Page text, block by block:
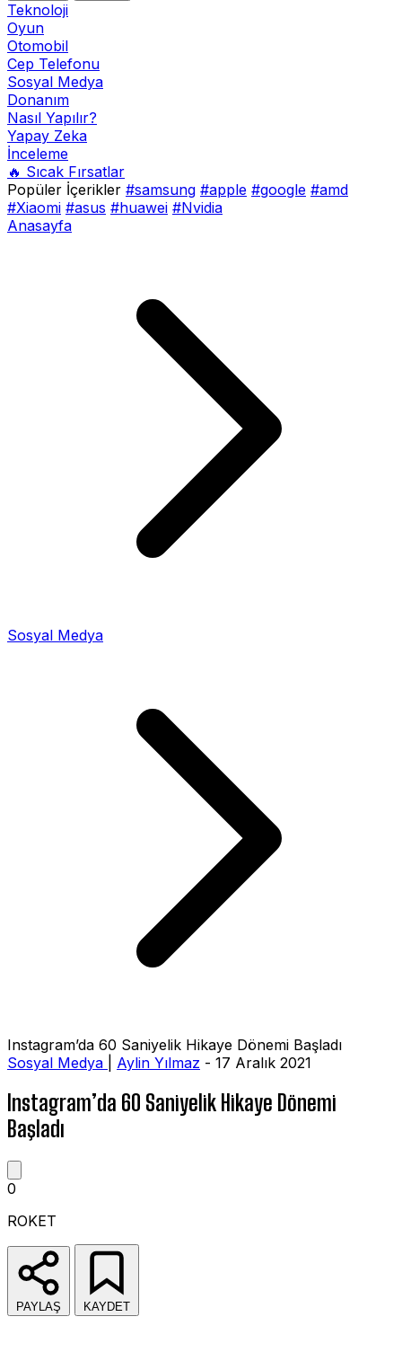
Teknoloji
Oyun
Otomobil
Cep Telefonu
Sosyal Medya
Donanım
Nasıl Yapılır?
Yapay Zeka
İnceleme
🔥 Sıcak Fırsatlar
Popüler İçerikler #samsung #apple #google #amd
#Xiaomi #asus #huawei #Nvidia
Anasayfa
Sosyal Medya
Instagram’da 60 Saniyelik Hikaye Dönemi Başladı
Sosyal Medya
Aylin Yılmaz - 17 Aralık 2021
Instagram’da 60 Saniyelik Hikaye Dönemi
Başladı
0
ROKET
PAYLAŞ KAYDET